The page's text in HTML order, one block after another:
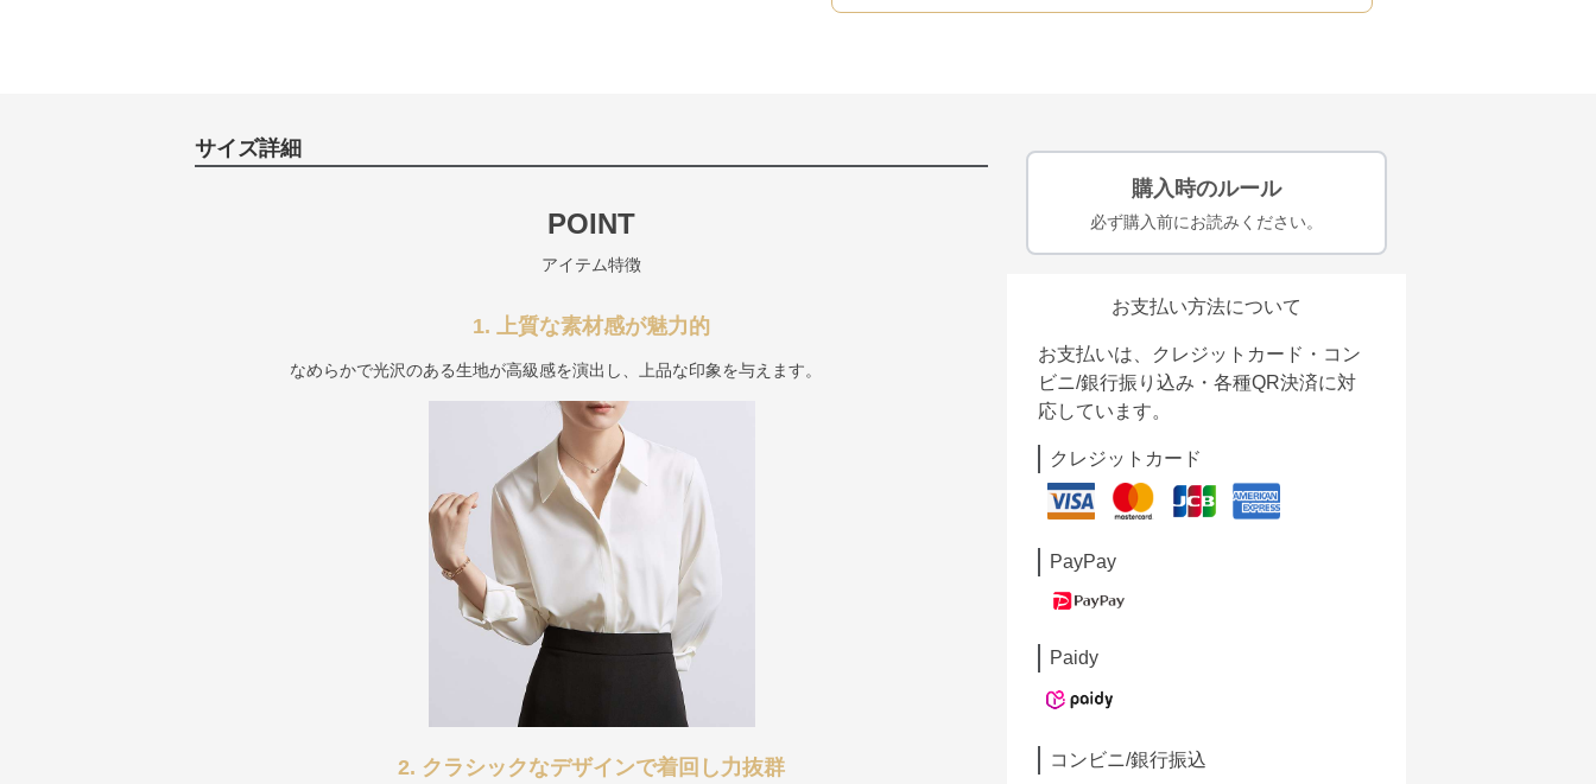
サイズ詳細
POINT
アイテム特徴
1. 上質な素材感が魅力的
なめらかで光沢のある生地が高級感を演出し、上品な印象を与えます。
2. クラシックなデザインで着回し力抜群
購入時のルール
必ず購入前にお読みください。
お支払い方法について
お支払いは、クレジットカード・コン
ビニ/銀行振り込み・各種QR決済に対
応しています。
クレジットカード
PayPay
Paidy
コンビニ/銀行振込